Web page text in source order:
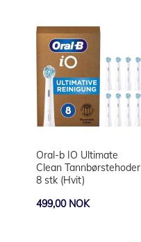
Oral-b IO Ultimate
Clean Tannbørstehoder
8 stk (Hvit)
499,00 NOK